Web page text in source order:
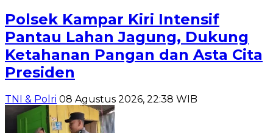
Polsek Kampar Kiri Intensif
Pantau Lahan Jagung, Dukung
Ketahanan Pangan dan Asta Cita
Presiden
TNI & Polri 08 Agustus 2026, 22:38 WIB